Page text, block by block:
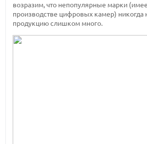
возразим, что непопулярные марки
производстве цифровых камер) никогда
продукцию слишком много.